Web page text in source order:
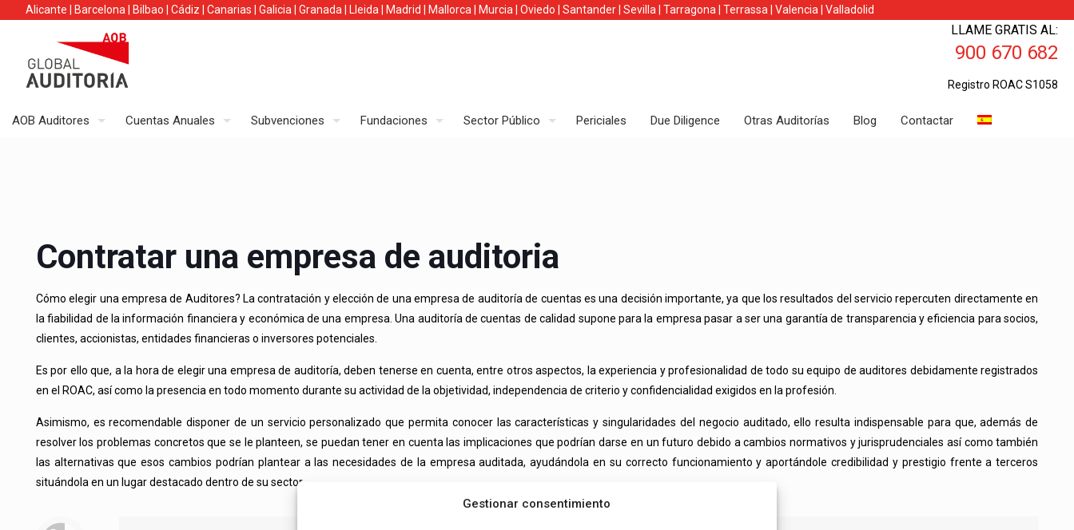
Gestionar consentimiento
Alicante Barcelona Bilbao Cádiz Canarias Galicia Granada Lleida Madrid Mallorca Murcia Oviedo Santander Sevilla Tarragona Terrassa Valencia Valladolid
AOB Auditores Cuentas Anuales Subvenciones Fundaciones Sector Público Periciales Due Diligence Otras Auditorías Blog Contactar
LLAME GRATIS AL:
900 670 682
Registro ROAC S1058
Contratar una empresa de auditoria
Cómo elegir una empresa de Auditores? La contratación y elección de una empresa de auditoría de cuentas es una decisión importante, ya que los resultados del servicio repercuten directamente en
la fiabilidad de la información financiera y económica de una empresa. Una auditoría de cuentas de calidad supone para la empresa pasar a ser una garantía de transparencia y eficiencia para socios,
clientes, accionistas, entidades financieras o inversores potenciales.
Es por ello que, a la hora de elegir una empresa de auditoría, deben tenerse en cuenta, entre otros aspectos, la experiencia y profesionalidad de todo su equipo de auditores debidamente registrados
en el ROAC, así como la presencia en todo momento durante su actividad de la objetividad, independencia de criterio y confidencialidad exigidos en la profesión.
Asimismo, es recomendable disponer de un servicio personalizado que permita conocer las características y singularidades del negocio auditado, ello resulta indispensable para que, además de
resolver los problemas concretos que se le planteen, se puedan tener en cuenta las implicaciones que podrían darse en un futuro debido a cambios normativos y jurisprudenciales así como también
las alternativas que esos cambios podrían plantear a las necesidades de la empresa auditada, ayudándola en su correcto funcionamiento y aportándole credibilidad y prestigio frente a terceros
situándola en un lugar destacado dentro de su sector.